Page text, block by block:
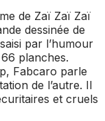
de Zaï Zaï Zaï
dessinée de
par l’humour
planches.
Fabcaro parle
de l’autre. Il
et cruels